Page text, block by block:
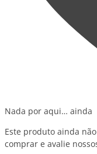
Nada por aqui… ainda
Este produto ainda
comprar e avalie